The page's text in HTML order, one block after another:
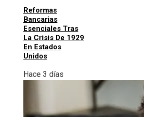
Reformas
Bancarias
Esenciales Tras
La Crisis De 1929
En Estados
Unidos
Hace 3 días